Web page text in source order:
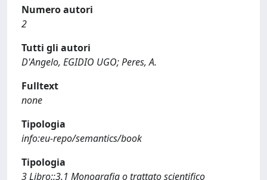
Numero autori
2
Tutti gli autori
D'Angelo, EGIDIO UGO; Peres, A.
Fulltext
none
Tipologia
info:eu-repo/semantics/book
Tipologia
3 Libro::3.1 Monografia o trattato scientifico